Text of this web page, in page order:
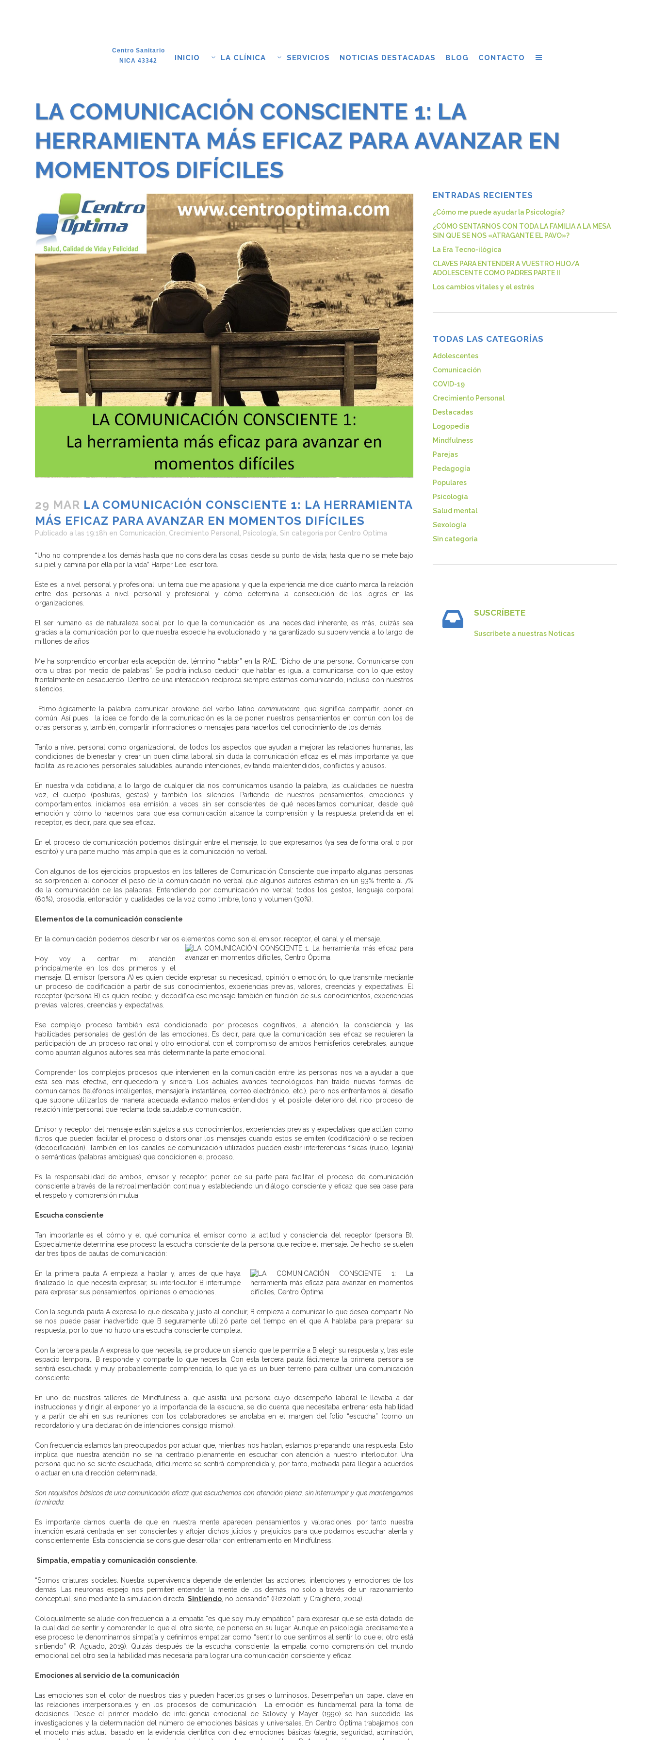
Centro Sanitario
NICA 43342
INICIO LA CLÍNICA SERVICIOS NOTICIAS DESTACADAS BLOG CONTACTO
LA COMUNICACIÓN CONSCIENTE 1: LA
HERRAMIENTA MÁS EFICAZ PARA AVANZAR EN
MOMENTOS DIFÍCILES
29 MAR LA COMUNICACIÓN CONSCIENTE 1: LA HERRAMIENTA
MÁS EFICAZ PARA AVANZAR EN MOMENTOS DIFÍCILES
Publicado a las 19:18h en Comunicación, Crecimiento Personal, Psicología, Sin categoría por Centro Optima
“Uno no comprende a los demás hasta que no considera las cosas desde su punto de vista; hasta que no se mete bajo
su piel y camina por ella por la vida” Harper Lee, escritora.
Este es, a nivel personal y profesional, un tema que me apasiona y que la experiencia me dice cuánto marca la relación
entre dos personas a nivel personal y profesional y cómo determina la consecución de los logros en las
organizaciones.
El ser humano es de naturaleza social por lo que la comunicación es una necesidad inherente, es más, quizás sea
gracias a la comunicación por lo que nuestra especie ha evolucionado y ha garantizado su supervivencia a lo largo de
millones de años.
Me ha sorprendido encontrar esta acepción del término “hablar” en la RAE: “Dicho de una persona: Comunicarse con
otra u otras por medio de palabras”. Se podría incluso deducir que hablar es igual a comunicarse, con lo que estoy
frontalmente en desacuerdo. Dentro de una interacción recíproca siempre estamos comunicando, incluso con nuestros
silencios.
Etimológicamente la palabra comunicar proviene del verbo latino communicare, que significa compartir, poner en
común. Así pues, la idea de fondo de la comunicación es la de poner nuestros pensamientos en común con los de
otras personas y, también, compartir informaciones o mensajes para hacerlos del conocimiento de los demás.
Tanto a nivel personal como organizacional, de todos los aspectos que ayudan a mejorar las relaciones humanas, las
condiciones de bienestar y crear un buen clima laboral sin duda la comunicación eficaz es el más importante ya que
facilita las relaciones personales saludables, aunando intenciones, evitando malentendidos, conflictos y abusos.
En nuestra vida cotidiana, a lo largo de cualquier día nos comunicamos usando la palabra, las cualidades de nuestra
voz, el cuerpo (posturas, gestos) y también los silencios. Partiendo de nuestros pensamientos, emociones y
comportamientos, iniciamos esa emisión, a veces sin ser conscientes de qué necesitamos comunicar, desde qué
emoción y cómo lo hacemos para que esa comunicación alcance la comprensión y la respuesta pretendida en el
receptor, es decir, para que sea eficaz.
En el proceso de comunicación podemos distinguir entre el mensaje, lo que expresamos (ya sea de forma oral o por
escrito) y una parte mucho más amplia que es la comunicación no verbal.
Con algunos de los ejercicios propuestos en los talleres de Comunicación Consciente que imparto algunas personas
se sorprenden al conocer el peso de la comunicación no verbal que algunos autores estiman en un 93% frente al 7%
de la comunicación de las palabras. Entendiendo por comunicación no verbal: todos los gestos, lenguaje corporal
(60%), prosodia, entonación y cualidades de la voz como timbre, tono y volumen (30%).
Elementos de la comunicación consciente
En la comunicación podemos describir varios elementos como son el emisor, receptor, el canal y el mensaje.
Hoy voy a centrar mi atención
principalmente en los dos primeros y el
mensaje. El emisor (persona A) es quien decide expresar su necesidad, opinión o emoción, lo que transmite mediante
un proceso de codificación a partir de sus conocimientos, experiencias previas, valores, creencias y expectativas. El
receptor (persona B) es quien recibe, y decodifica ese mensaje también en función de sus conocimientos, experiencias
previas, valores, creencias y expectativas.
Ese complejo proceso también está condicionado por procesos cognitivos, la atención, la consciencia y las
habilidades personales de gestión de las emociones. Es decir, para que la comunicación sea eficaz se requieren la
participación de un proceso racional y otro emocional con el compromiso de ambos hemisferios cerebrales, aunque
como apuntan algunos autores sea más determinante la parte emocional.
Comprender los complejos procesos que intervienen en la comunicación entre las personas nos va a ayudar a que
esta sea más efectiva, enriquecedora y sincera. Los actuales avances tecnológicos han traído nuevas formas de
comunicarnos (teléfonos inteligentes, mensajería instantánea, correo electrónico, etc.), pero nos enfrentamos al desafío
que supone utilizarlos de manera adecuada evitando malos entendidos y el posible deterioro del rico proceso de
relación interpersonal que reclama toda saludable comunicación.
Emisor y receptor del mensaje están sujetos a sus conocimientos, experiencias previas y expectativas que actúan como
filtros que pueden facilitar el proceso o distorsionar los mensajes cuando estos se emiten (codificación) o se reciben
(decodificación). También en los canales de comunicación utilizados pueden existir interferencias físicas (ruido, lejanía)
o semánticas (palabras ambiguas) que condicionen el proceso.
Es la responsabilidad de ambos, emisor y receptor, poner de su parte para facilitar el proceso de comunicación
consciente a través de la retroalimentación continua y estableciendo un diálogo consciente y eficaz que sea base para
el respeto y comprensión mutua.
Escucha consciente
Tan importante es el cómo y el qué comunica el emisor como la actitud y consciencia del receptor (persona B).
Especialmente determina ese proceso la escucha consciente de la persona que recibe el mensaje. De hecho se suelen
dar tres tipos de pautas de comunicación:
En la primera pauta A empieza a hablar y, antes de que haya
finalizado lo que necesita expresar, su interlocutor B interrumpe
para expresar sus pensamientos, opiniones o emociones.
Con la segunda pauta A expresa lo que deseaba y, justo al concluir, B empieza a comunicar lo que desea compartir. No
se nos puede pasar inadvertido que B seguramente utilizó parte del tiempo en el que A hablaba para preparar su
respuesta, por lo que no hubo una escucha consciente completa.
Con la tercera pauta A expresa lo que necesita, se produce un silencio que le permite a B elegir su respuesta y, tras este
espacio temporal, B responde y comparte lo que necesita. Con esta tercera pauta fácilmente la primera persona se
sentirá escuchada y muy probablemente comprendida, lo que ya es un buen terreno para cultivar una comunicación
consciente.
En uno de nuestros talleres de Mindfulness al que asistía una persona cuyo desempeño laboral le llevaba a dar
instrucciones y dirigir, al exponer yo la importancia de la escucha, se dio cuenta que necesitaba entrenar esta habilidad
y a partir de ahí en sus reuniones con los colaboradores se anotaba en el margen del folio “escucha” (como un
recordatorio y una declaración de intenciones consigo mismo).
Con frecuencia estamos tan preocupados por actuar que, mientras nos hablan, estamos preparando una respuesta. Esto
implica que nuestra atención no se ha centrado plenamente en escuchar con atención a nuestro interlocutor. Una
persona que no se siente escuchada, difícilmente se sentirá comprendida y, por tanto, motivada para llegar a acuerdos
o actuar en una dirección determinada.
Son requisitos básicos de una comunicación eficaz que escuchemos con atención plena, sin interrumpir y que mantengamos
la mirada.
Es importante darnos cuenta de que en nuestra mente aparecen pensamientos y valoraciones, por tanto nuestra
intención estará centrada en ser conscientes y aflojar dichos juicios y prejuicios para que podamos escuchar atenta y
conscientemente. Esta consciencia se consigue desarrollar con entrenamiento en Mindfulness.
Simpatía, empatía y comunicación consciente.
“Somos criaturas sociales. Nuestra supervivencia depende de entender las acciones, intenciones y emociones de los
demás. Las neuronas espejo nos permiten entender la mente de los demás, no solo a través de un razonamiento
conceptual, sino mediante la simulación directa. Sintiendo, no pensando” (Rizzolatti y Craighero, 2004).
Coloquialmente se alude con frecuencia a la empatía “es que soy muy empático” para expresar que se está dotado de
la cualidad de sentir y comprender lo que el otro siente, de ponerse en su lugar. Aunque en psicología precisamente a
ese proceso le denominamos simpatía y definimos empatizar como “sentir lo que sentimos al sentir lo que el otro está
sintiendo” (R. Aguado, 2019). Quizás después de la escucha consciente, la empatía como comprensión del mundo
emocional del otro sea la habilidad más necesaria para lograr una comunicación consciente y eficaz.
Emociones al servicio de la comunicación
Las emociones son el color de nuestros días y pueden hacerlos grises o luminosos. Desempeñan un papel clave en
las relaciones interpersonales y en los procesos de comunicación. La emoción es fundamental para la toma de
decisiones. Desde el primer modelo de inteligencia emocional de Salovey y Mayer (1990) se han sucedido las
investigaciones y la determinación del número de emociones básicas y universales. En Centro Óptima trabajamos con
el modelo más actual, basado en la evidencia científica con diez emociones básicas (alegría, seguridad, admiración,
ENTRADAS RECIENTES
¿Cómo me puede ayudar la Psicología?
¿CÓMO SENTARNOS CON TODA LA FAMILIA A LA MESA
SIN QUE SE NOS «ATRAGANTE EL PAVO»?
La Era Tecno-ilógica
CLAVES PARA ENTENDER A VUESTRO HIJO/A
ADOLESCENTE COMO PADRES PARTE II
Los cambios vitales y el estrés
TODAS LAS CATEGORÍAS
Adolescentes
Comunicación
COVID-19
Crecimiento Personal
Destacadas
Logopedia
Mindfulness
Parejas
Pedagogía
Populares
Psicología
Salud mental
Sexología
Sin categoría
SUSCRÍBETE
Suscríbete a nuestras Noticas